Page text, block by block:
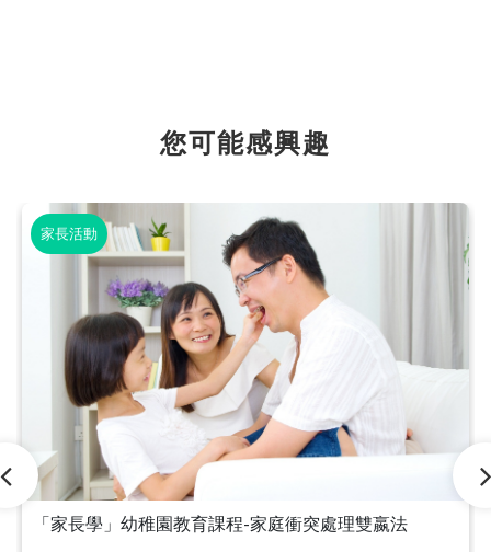
您可能感興趣
家長活動
「家長學」幼稚園教育課程-家庭衝突處理雙嬴法